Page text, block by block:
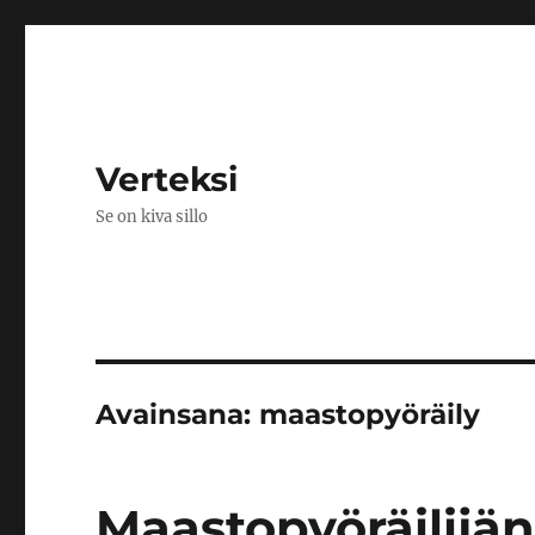
Verteksi
Se on kiva sillo
Avainsana: maastopyöräily